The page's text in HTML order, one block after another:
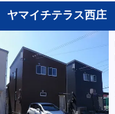
ヤマイチテラス西庄